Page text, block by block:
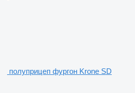
полуприцеп фургон Krone SD